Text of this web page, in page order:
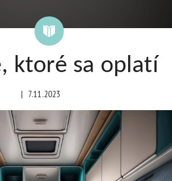
ktoré sa oplatí
| 7.11.2023